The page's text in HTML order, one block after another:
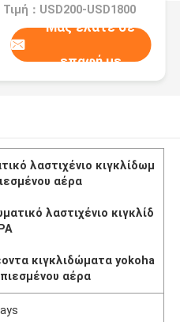
Τιμή：USD200-USD1800
Μας ελάτε σε
επαφή με
λαστιχένιο κιγκλίδωμ
αέρα
λαστιχένιο κιγκλίδ
κιγκλιδώματα yokoha
αέρα